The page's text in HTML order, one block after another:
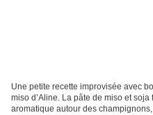
Une petite recette improvisée avec
miso d’Aline. La pâte de miso et
aromatique autour des